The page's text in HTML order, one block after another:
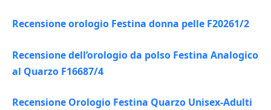
Recensione orologio Festina donna pelle F20261/2
Recensione dell’orologio da polso Festina Analogico
al Quarzo F16687/4
Recensione Orologio Festina Quarzo Unisex-Adulti